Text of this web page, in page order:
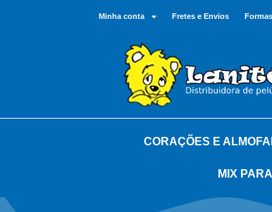
Minha conta Fretes e Envios
CORAÇÕES E
MIX